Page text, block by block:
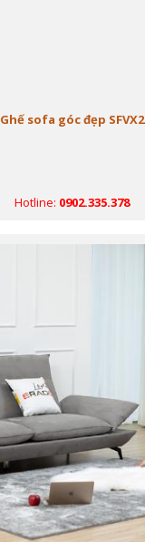
Ghế sofa góc đẹp SFVX2
Hotline: 0902.335.378